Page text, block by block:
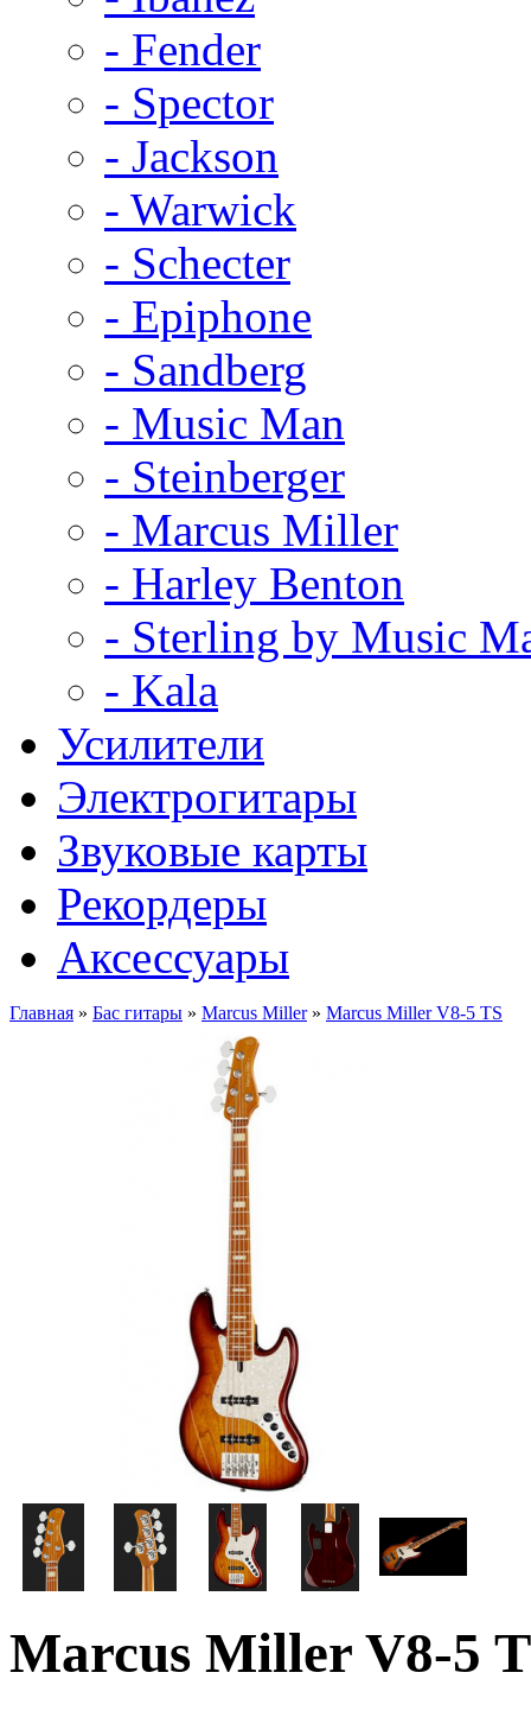
- Fender
- Spector
- Jackson
- Warwick
- Schecter
- Epiphone
- Sandberg
- Music Man
- Steinberger
- Marcus Miller
- Harley Benton
- Sterling by Music
- Kala
Усилители
Электрогитары
Звуковые карты
Рекордеры
Аксессуары
Главная » Бас гитары » Marcus Miller» Marcus Miller V8-5 TS
Marcus Miller V8-5